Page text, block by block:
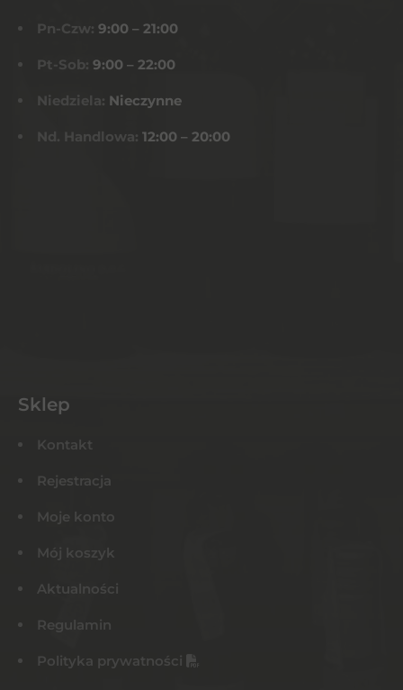
Pn-Czw: 9:00 – 21:00
Pt-Sob: 9:00 – 22:00
Niedziela: Nieczynne
Nd. Handlowa: 12:00 – 20:00
Sklep
Kontakt
Rejestracja
Moje konto
Mój koszyk
Aktualności
Regulamin
Polityka prywatności